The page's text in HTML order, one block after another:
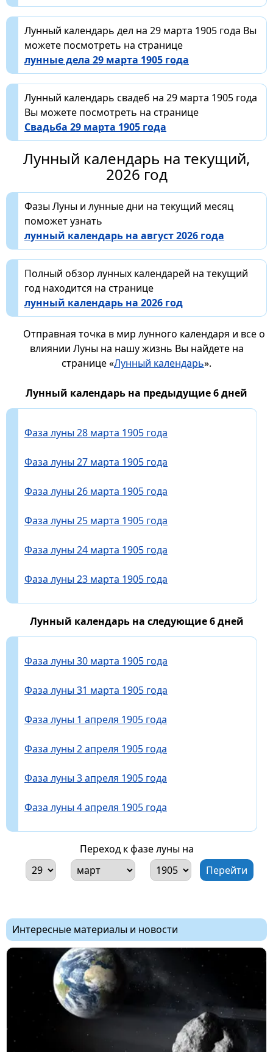
Лунный календарь дел на 29 марта 1905 года Вы
можете посмотреть на странице
лунные дела 29 марта 1905 года
Лунный календарь свадеб на 29 марта 1905 года
Вы можете посмотреть на странице
Свадьба 29 марта 1905 года
Лунный календарь на текущий,
2026 год
Фазы Луны и лунные дни на текущий месяц
поможет узнать
лунный календарь на август 2026 года
Полный обзор лунных календарей на текущий
год находится на странице
лунный календарь на 2026 год
Отправная точка в мир лунного календаря и все о
влиянии Луны на нашу жизнь Вы найдете на
странице «Лунный календарь».
Лунный календарь на предыдущие 6 дней
Фаза луны 28 марта 1905 года
Фаза луны 27 марта 1905 года
Фаза луны 26 марта 1905 года
Фаза луны 25 марта 1905 года
Фаза луны 24 марта 1905 года
Фаза луны 23 марта 1905 года
Лунный календарь на следующие 6 дней
Фаза луны 30 марта 1905 года
Фаза луны 31 марта 1905 года
Фаза луны 1 апреля 1905 года
Фаза луны 2 апреля 1905 года
Фаза луны 3 апреля 1905 года
Фаза луны 4 апреля 1905 года
Переход к фазе луны на
Интересные материалы и новости